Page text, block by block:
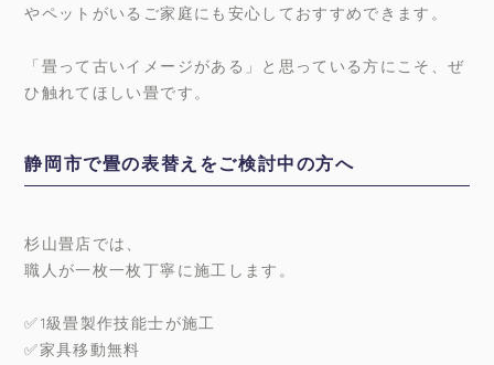
やペットがいるご家庭にも安心しておすすめできます。
「畳って古いイメージがある」と思っている方にこそ、ぜ
ひ触れてほしい畳です。
静岡市で畳の表替えをご検討中の方へ
杉山畳店では、
職人が一枚一枚丁寧に施工します。
✅1級畳製作技能士が施工
✅家具移動無料